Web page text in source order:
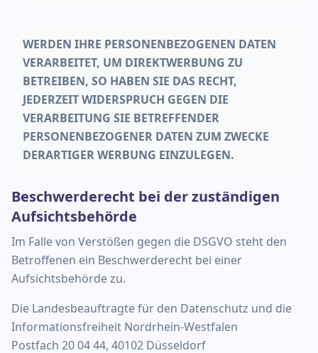
WERDEN IHRE PERSONENBEZOGENEN DATEN
VERARBEITET, UM DIREKTWERBUNG ZU
BETREIBEN, SO HABEN SIE DAS RECHT,
JEDERZEIT WIDERSPRUCH GEGEN DIE
VERARBEITUNG SIE BETREFFENDER
PERSONENBEZOGENER DATEN ZUM ZWECKE
DERARTIGER WERBUNG EINZULEGEN.
Beschwerderecht bei der zuständigen
Aufsichtsbehörde
Im Falle von Verstößen gegen die DSGVO steht den
Betroffenen ein Beschwerderecht bei einer
Aufsichtsbehörde zu.
Die Landesbeauftragte für den Datenschutz und die
Informationsfreiheit Nordrhein-Westfalen
Postfach 20 04 44, 40102 Düsseldorf